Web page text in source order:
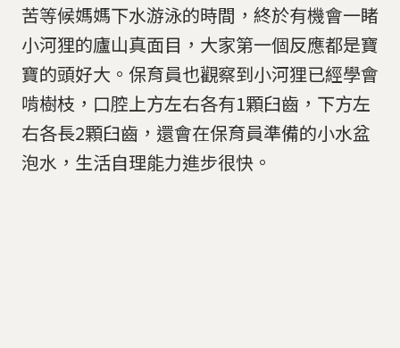
苦等候媽媽下水游泳的時間，終於有機會一睹
小河狸的廬山真面目，大家第一個反應都是寶
寶的頭好大。保育員也觀察到小河狸已經學會
啃樹枝，口腔上方左右各有1顆臼齒，下方左
右各長2顆臼齒，還會在保育員準備的小水盆
泡水，生活自理能力進步很快。